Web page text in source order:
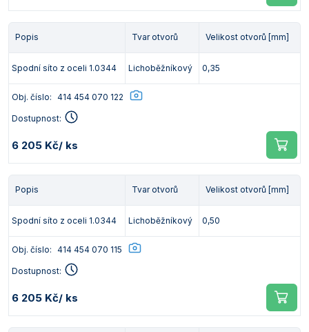
Popis Tvar otvorů Velikost otvorů [mm]
Spodní síto z oceli 1.0344 Lichoběžníkový 0,35
Obj. číslo: 414 454 070 122
Dostupnost:
6 205 Kč/ ks
Popis Tvar otvorů Velikost otvorů [mm]
Spodní síto z oceli 1.0344 Lichoběžníkový 0,50
Obj. číslo: 414 454 070 115
Dostupnost:
6 205 Kč/ ks